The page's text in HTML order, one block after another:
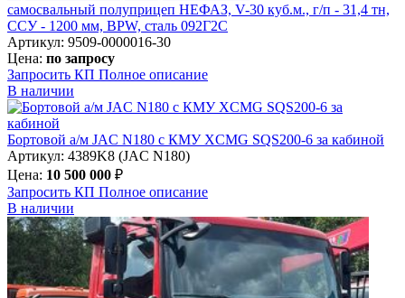
самосвальный полуприцеп НЕФАЗ, V-30 куб.м., г/п - 31,4 тн,
ССУ - 1200 мм, BPW, сталь 092Г2С
Артикул: 9509-0000016-30
Цена: по запросу
Запросить КП Полное описание
В наличии
Бортовой а/м JAC N180 c КМУ XCMG SQS200-6 за кабиной
Артикул: 4389K8 (JAC N180)
Цена: 10 500 000 ₽
Запросить КП Полное описание
В наличии